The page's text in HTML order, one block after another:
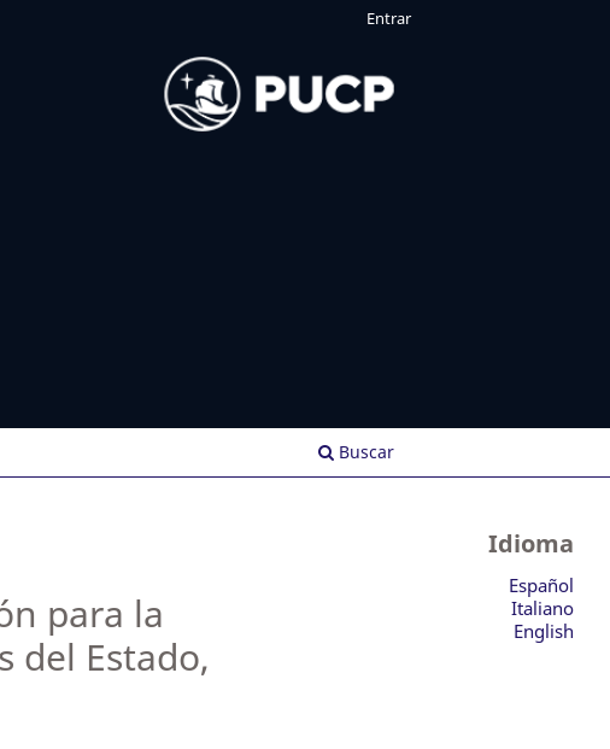
Buscar
Entrar
para la
del Estado,
Idioma
Español
Italiano
English